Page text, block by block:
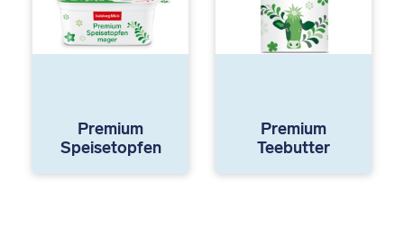
Premium
Speisetopfen
Premium
Teebutter